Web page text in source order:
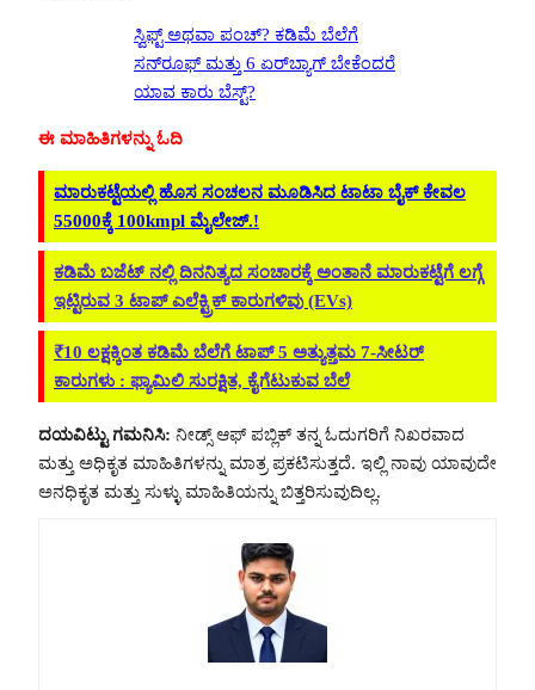
ಸ್ವಿಫ್ಟ್ ಅಥವಾ ಪಂಚ್? ಕಡಿಮೆ ಬೆಲೆಗೆ
ಸನ್‌ರೂಫ್ ಮತ್ತು 6 ಏರ್‌ಬ್ಯಾಗ್ ಬೇಕೆಂದರೆ
ಯಾವ ಕಾರು ಬೆಸ್ಟ್?
ಈ ಮಾಹಿತಿಗಳನ್ನು ಓದಿ
ಮಾರುಕಟ್ಟೆಯಲ್ಲಿ ಹೊಸ ಸಂಚಲನ ಮೂಡಿಸಿದ ಟಾಟಾ ಬೈಕ್ ಕೇವಲ
55000ಕ್ಕೆ 100kmpl ಮೈಲೇಜ್.!
ಕಡಿಮೆ ಬಜೆಟ್‌ ನಲ್ಲಿ ದಿನನಿತ್ಯದ ಸಂಚಾರಕ್ಕೆ ಅಂತಾನೆ ಮಾರುಕಟ್ಟೆಗೆ ಲಗ್ಗೆ
ಇಟ್ಟಿರುವ 3 ಟಾಪ್ ಎಲೆಕ್ಟ್ರಿಕ್ ಕಾರುಗಳಿವು (EVs)
₹10 ಲಕ್ಷಕ್ಕಿಂತ ಕಡಿಮೆ ಬೆಲೆಗೆ ಟಾಪ್ 5 ಅತ್ಯುತ್ತಮ 7-ಸೀಟರ್
ಕಾರುಗಳು : ಫ್ಯಾಮಿಲಿ ಸುರಕ್ಷಿತ, ಕೈಗೆಟುಕುವ ಬೆಲೆ
ದಯವಿಟ್ಟು ಗಮನಿಸಿ: ನೀಡ್ಸ್ ಆಫ್ ಪಬ್ಲಿಕ್ ತನ್ನ ಓದುಗರಿಗೆ ನಿಖರವಾದ
ಮತ್ತು ಅಧಿಕೃತ ಮಾಹಿತಿಗಳನ್ನು ಮಾತ್ರ ಪ್ರಕಟಿಸುತ್ತದೆ. ಇಲ್ಲಿ ನಾವು ಯಾವುದೇ
ಅನಧಿಕೃತ ಮತ್ತು ಸುಳ್ಳು ಮಾಹಿತಿಯನ್ನು ಬಿತ್ತರಿಸುವುದಿಲ್ಲ.